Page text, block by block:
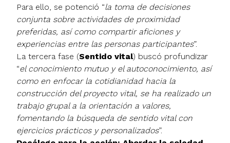
Para ello, se potenció “la toma de decisiones
conjunta sobre actividades de proximidad
preferidas, así como compartir aficiones y
experiencias entre las personas participantes”.
La tercera fase (Sentido vital) buscó profundizar
“el conocimiento mutuo y el autoconocimiento, así
como en enfocar la cotidianidad hacia la
construcción del proyecto vital, se ha realizado un
trabajo grupal a la orientación a valores,
fomentando la búsqueda de sentido vital con
ejercicios prácticos y personalizados”.